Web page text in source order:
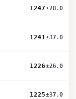
1247±28.0
1241±37.0
1226±26.0
1225±37.0